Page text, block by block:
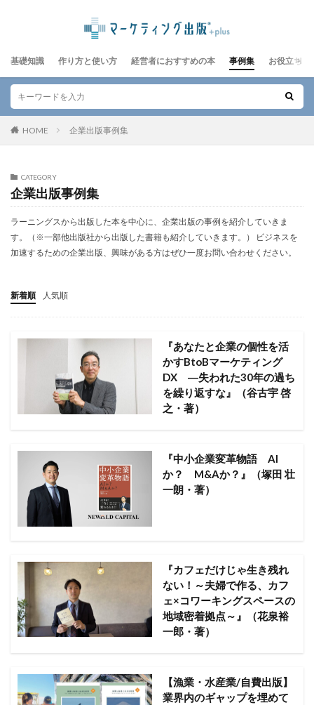
基礎知識 作り方と使い方 経営者におすすめの本 事例集 お役立ちレ
HOME 企業出版事例集
CATEGORY
企業出版事例集
ラーニングスから出版した本を中心に、企業出版の事例を紹介していきま
す。（※一部他出版社から出版した書籍も紹介していきます。） ビジネスを
加速するための企業出版、興味がある方はぜひ一度お問い合わせください。
新着順 人気順
『あなたと企業の個性を活
かすBtoBマーケティング
DX ―失われた30年の過ち
を繰り返すな』（谷古宇 啓
之・著）
『中小企業変革物語 AI
か？ M&Aか？』（塚田 壮
一朗・著）
『カフェだけじゃ生き残れ
ない！～夫婦で作る、カフ
ェ×コワーキングスペースの
地域密着拠点～』（花泉裕
一郎・著）
【漁業・水産業/自費出版】
業界内のギャップを埋めて